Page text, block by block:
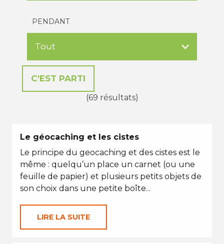
PENDANT
(69 résultats)
Le géocaching et les cistes
Le principe du geocaching et des cistes est le
même : quelqu’un place un carnet (ou une
feuille de papier) et plusieurs petits objets de
son choix dans une petite boîte...
LIRE LA SUITE